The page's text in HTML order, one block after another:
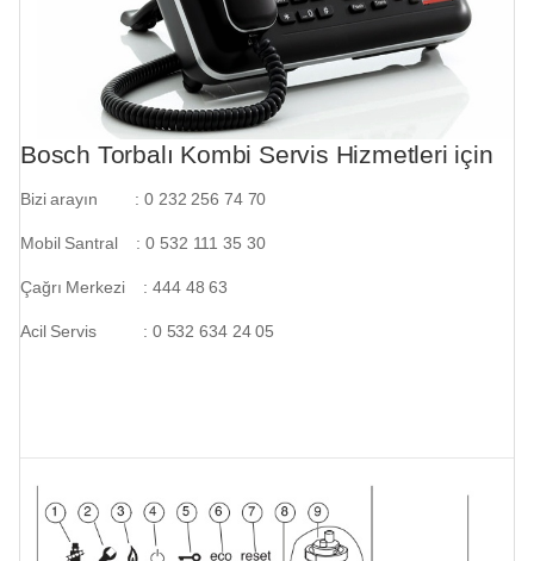
Bosch Torbalı Kombi Servis Hizmetleri için
Bizi arayın : 0 232 256 74 70
Mobil Santral : 0 532 111 35 30
Çağrı Merkezi : 444 48 63
Acil Servis : 0 532 634 24 05